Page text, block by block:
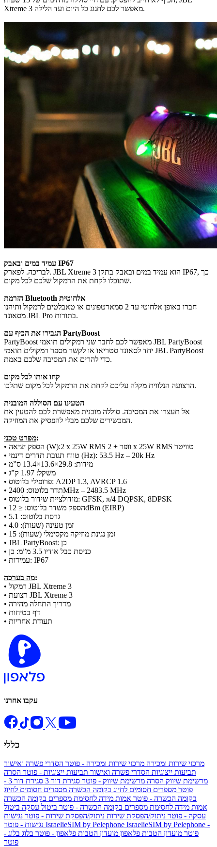
Xtreme 3 מאפשר לכם לחגוג כל היום ועד הלילה.
עמיד במים ובאבק IP67
לבריכה. לפארק. JBL Xtreme 3 הוא עמיד במים ובאבק בתקן IP67, כך
שתוכלו לקחת את הרמקול שלכם לכל מקום.
הזרמת Bluetooth אלחוטית
חברו באופן אלחוטי עד 2 סמארטפונים או טאבלטים לרמקול ותיהנו
מסאונד JBL Pro בתורות.
הגבירו את הכיף עם PartyBoost
PartyBoost מאפשר לכם לחבר שני רמקולים תואמי JBL PartyBoost
יחד לסאונד סטריאו או לקשר מספר רמקולים תואמי JBL PartyBoost
כדי להרים את המסיבה שלכם באמת.
קחו אותו לכל מקום
הרצועה הנלווית מקלה עליכם לקחת את הרמקול לכל מקום שתלכו.
הטעינו עם הסוללה המובנית
אל תעצרו את המסיבה. סוללה מובנית מאפשרת לכם להטעין את
המכשירים שלכם מבלי להפסיק את המוזיקה.
מפרט טכני:
• הספק יציאה (W):2 x 25W RMS וופר + 2 x 25W RMS טוויטר
• טווח תגובת תדרים דינמי (Hz): 53.5 Hz – 20k Hz
• מידות: 29.8×13.6×13.4 ס”מ
• משקל: 1.97 ק”ג
• פרופילי בלוטוס: A2DP 1.3, AVRCP 1.6
• תדר בלוטוס: 2400MHz – 2483.5 MHz
• מודולציית שידור בלוטוס: GFSK, π/4 DQPSK, 8DPSK
• הספק משדר בלוטוס: ≤ 12dBm (EIRP)
• גרסת בלוטוס: 5.1
• זמן טעינה (שעות): 4.0
• זמן נגינת מוזיקה מקסימלי (שעות): 15
• JBL PartyBoost: כן
• כניסת כבל אודיו 3.5 מ”מ: כן
• עמידות: IP67
מה בערכה:
• רמקול JBL Xtreme 3
• רצועת JBL Xtreme 3
• מדריך התחלה מהירה
• דף בטיחות
• תעודת אחריות
עקבו אחרנו
כללי
מרכזי שירות ומכירה מרכזי שירות ומכירה - פוטר הסדרי פשרה ואישור
תביעות ייצוגיות הסדרי פשרה ואישור תביעות ייצוגיות - פוטר הסרה
מרשימת שיווק הסרה מרשימת שיווק - פוטר סגירת דור 3
סגירת דור 3 -
פוטר מספרים חסומים לחיוג בקומה הכשרה מספרים חסומים לחיוג
בקומה הכשרה - פוטר אמות מידה לחסימת מספרים בקומה הכשרה
אמות מידה לחסימת מספרים בקומה הכשרה - פוטר ביטול עסקה ביטול
עסקה - פוטר ניתוק/הפסקת שירות ניתוק/הפסקת שירות - פוטר נגישות
IsraelieSIM by Pelephone IsraelieSIM by Pelephone -
פוטר מועדון הטבות פלאפון מועדון הטבות פלאפון - פוטר בלוג בלוג -
פוטר